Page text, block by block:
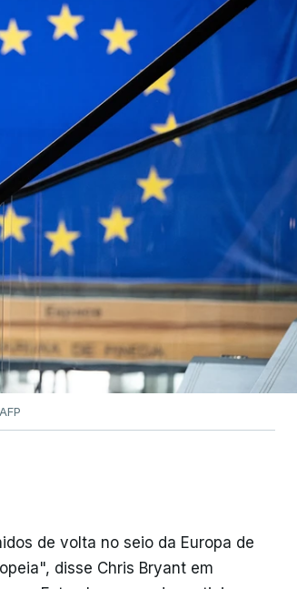
de volta no seio da Europa de
disse Chris Bryant em